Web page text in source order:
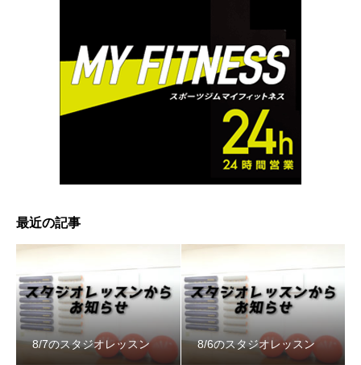
最近の記事
8/7のスタジオレッスン 8/6のスタジオレッスン